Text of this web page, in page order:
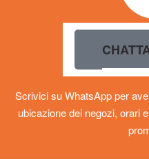
Scrivici su WhatsApp per
ubicazione dei negozi, orari